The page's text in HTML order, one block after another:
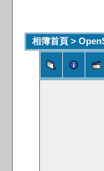
相簿首頁 >